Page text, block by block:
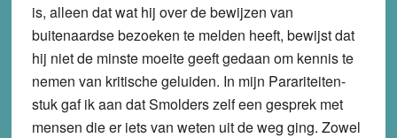
is, alleen dat wat hij over de bewijzen van
buitenaardse bezoeken te melden heeft, bewijst dat
hij niet de minste moeite geeft gedaan om kennis te
nemen van kritische geluiden. In mijn Parariteiten-
stuk gaf ik aan dat Smolders zelf een gesprek met
mensen die er iets van weten uit de weg ging. Zowel